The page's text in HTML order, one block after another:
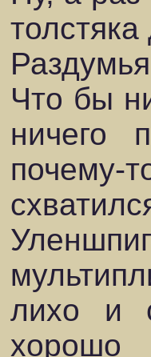
толстяка
Что бы
ничего
почему-
лихо и
хорошо